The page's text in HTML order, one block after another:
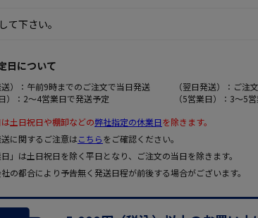
日について
送）：午前9時までのご注文で当日発送
（翌日発送）：ご注
）：2～4営業日で発送予定
（5営業日）：3～5
土日祝日や棚卸などの弊社指定の休業日を除きます。
に関するご注意はこちらをご確認ください。
」は土日祝日を除く平日となり、ご注文の当日を除きます。
の都合により予告無く発送日程が前後する場合がございます。